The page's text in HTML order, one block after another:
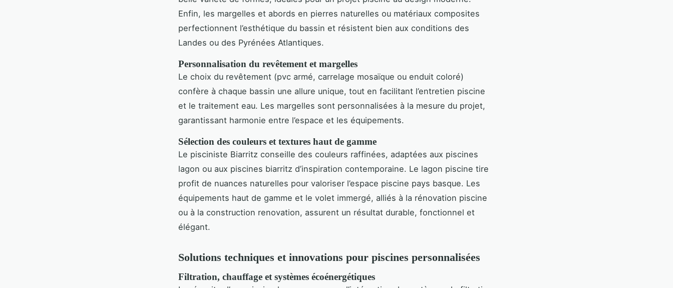
Enfin, les margelles et abords en pierres naturelles ou matériaux composites
perfectionnent l’esthétique du bassin et résistent bien aux conditions des
Landes ou des Pyrénées Atlantiques.
Personnalisation du revêtement et margelles
Le choix du revêtement (pvc armé, carrelage mosaïque ou enduit coloré)
confère à chaque bassin une allure unique, tout en facilitant l’entretien piscine
et le traitement eau. Les margelles sont personnalisées à la mesure du projet,
garantissant harmonie entre l’espace et les équipements.
Sélection des couleurs et textures haut de gamme
Le pisciniste Biarritz conseille des couleurs raffinées, adaptées aux piscines
lagon ou aux piscines biarritz d’inspiration contemporaine. Le lagon piscine tire
profit de nuances naturelles pour valoriser l’espace piscine pays basque. Les
équipements haut de gamme et le volet immergé, alliés à la rénovation piscine
ou à la construction renovation, assurent un résultat durable, fonctionnel et
élégant.
Solutions techniques et innovations pour piscines personnalisées
Filtration, chauffage et systèmes écoénergétiques